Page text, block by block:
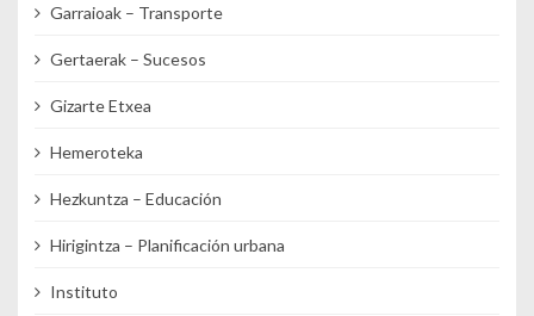
Garraioak – Transporte
Gertaerak – Sucesos
Gizarte Etxea
Hemeroteka
Hezkuntza – Educación
Hirigintza – Planificación urbana
Instituto